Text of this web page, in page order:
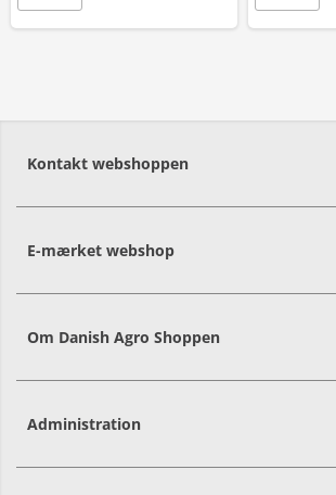
Kontakt webshoppen
E-mærket webshop
Om Danish Agro Shoppen
Administration